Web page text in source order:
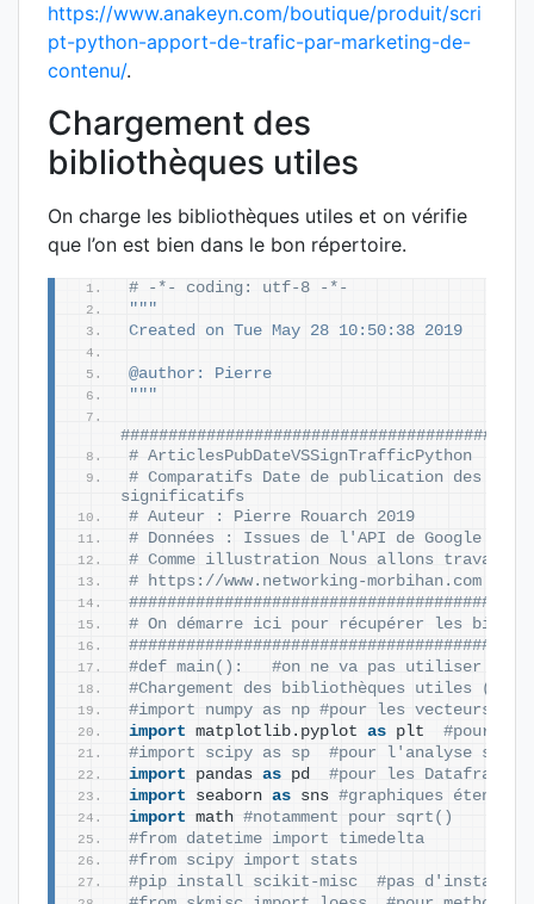
https://www.anakeyn.com/boutique/produit/scri
pt-python-apport-de-trafic-par-marketing-de-
contenu/.
Chargement des
bibliothèques utiles
On charge les bibliothèques utiles et on vérifie
que l’on est bien dans le bon répertoire.
# -*- coding: utf-8 -*-
"""
Created on Tue May 28 10:50:38 2019
@author: Pierre
"""
# ArticlesPubDateVSSignTrafficPython
# Comparatifs Date de publication des
significatifs
# Auteur : Pierre Rouarch 2019
# Données : Issues de l'API de Google
# Comme illustration Nous allons
# https://www.networking-morbihan.com
# On démarre ici pour récupérer les
#def main():   #on ne va pas utiliser le
#Chargement des bibliothèques utiles
#import numpy as np #pour les vecteurs et
import matplotlib.pyplot as plt #pour les
#import scipy as sp  #pour l'analyse
import pandas as pd #pour les Dataframes
import seaborn as sns #graphiques étendues
import math #notamment pour sqrt()
#from datetime import timedelta
#from scipy import stats
#pip install scikit-misc  #pas d'install